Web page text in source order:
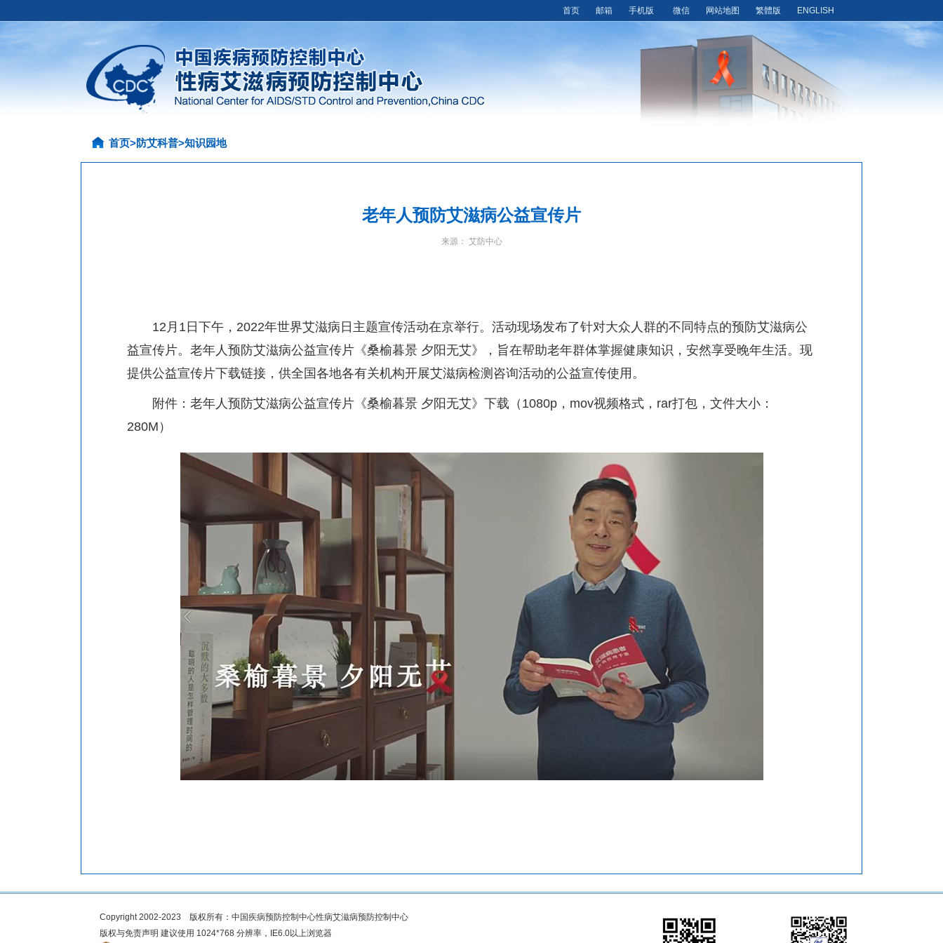
首页 邮箱 手机版 微信 网站地图 繁體版 ENGLISH
首页>防艾科普>知识园地
老年人预防艾滋病公益宣传片
来源： 艾防中心
12 月 1 日下午， 2022年世界艾滋病日主题宣传活动在京举行。活动现场发布了针对大众人群的不同特点的预防艾滋病公
益宣传片。老年人预防艾滋病公益宣传片《桑榆暮景 夕阳无艾》，旨在帮助老年群体掌握健康知识，安然享受晚年生活。现
提供公益宣传片下载链接，供全国各地各有关机构开展艾滋病检测咨询活动的公益宣传使用。
附件： 老年人预防艾滋病公益宣传片《桑榆暮景 夕阳无艾》下载（ 1080p ， mov视频格式， rar打包，文件大小：
280M ）
Copyright 2002-2023 版权所有：中国疾病预防控制中心性病艾滋病预防控制中心
版权与免责声明 建议使用 1024*768 分辨率，IE6.0以上浏览器